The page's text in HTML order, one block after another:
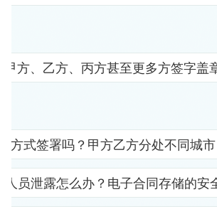
方、乙方、丙方甚至更多方签字
方式签署吗？甲方乙方分处不同
员泄露怎么办？电子合同存储的